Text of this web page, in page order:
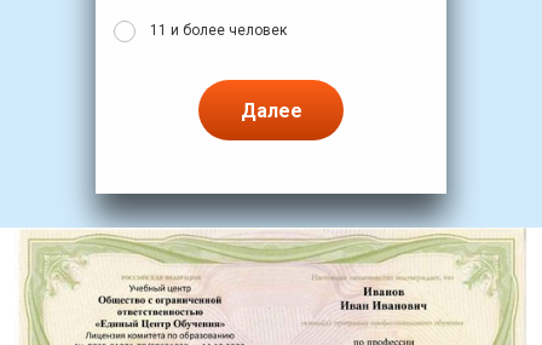
11 и более человек
Далее